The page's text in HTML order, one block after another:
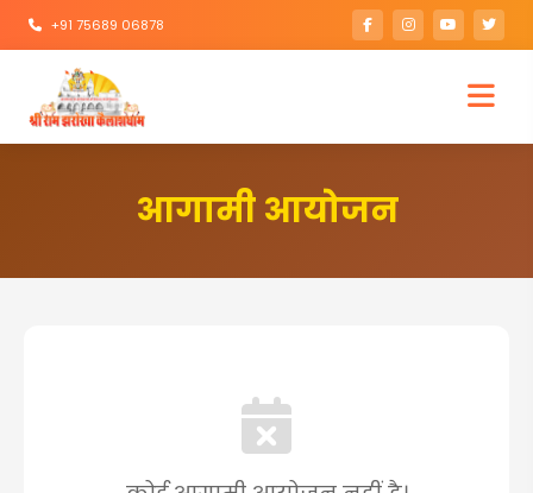
+91 75689 06878
आगामी आयोजन